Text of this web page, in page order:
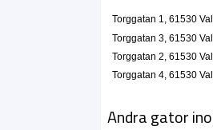
Torggatan 1, 61530
Torggatan 3, 61530
Torggatan 2, 61530
Torggatan 4, 61530
Andra gator